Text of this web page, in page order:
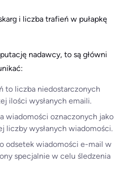
i liczba trafień w pułapkę
nadawcy, to są główni
to liczba niedostarczonych
ilości wysłanych emaili.
wiadomości oznaczonych jako
liczby wysłanych wiadomości.
odsetek wiadomości e-mail w
specjalnie w celu śledzenia